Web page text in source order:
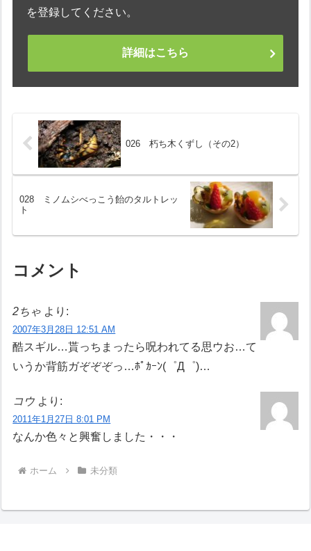
を登録してください。
詳細はこちら
026 朽ち木くずし（その2）
028 ミノムシべっこう飴のタルトレッ
ト
コメント
2ちゃ より:
2007年3月28日 12:51 AM
酷スギル…貰っちまったら呪われてる思ウお…て
いうか背筋ガぞぞぞっ…ﾎﾟｶｰﾝ(゜Д゜)…
コウ より:
2011年1月27日 8:01 PM
なんか色々と興奮しました・・・
ホーム 未分類